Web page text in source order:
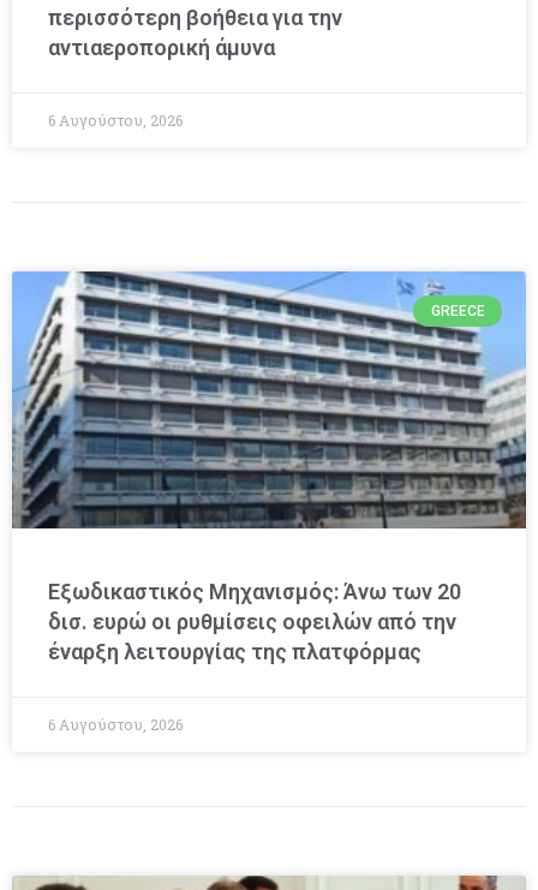
περισσότερη βοήθεια για την
αντιαεροπορική άμυνα
6 Αυγούστου, 2026
GREECE
Εξωδικαστικός Μηχανισμός: Άνω των 20
δισ. ευρώ οι ρυθμίσεις οφειλών από την
έναρξη λειτουργίας της πλατφόρμας
6 Αυγούστου, 2026